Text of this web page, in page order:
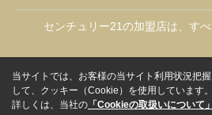
センチュリー21の加盟店は、すべ
当サイトでは、お客様の当サイト利用状況把
して、クッキー（Cookie）を使用しています。
詳しくは、当社の 「Cookieの取扱いについて」